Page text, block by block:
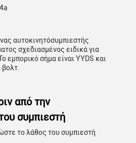
αυτοκινητόσυμπιεστής
σχεδιασμένος ειδικά για
εμπορικό σήμα είναι YYDS και
από την
συμπιεστή
το λάθος του συμπιεστή